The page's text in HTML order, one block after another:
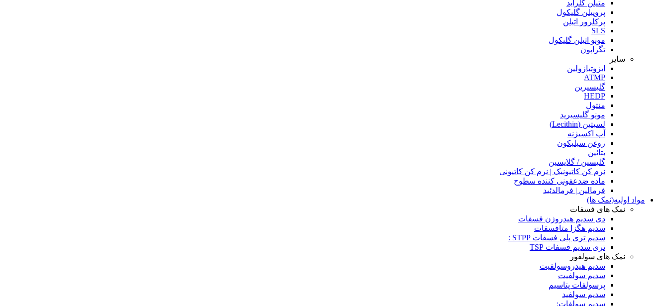
متیلن کلراید
پروپیلن گلیکول
پرکلرور اتیلن
SLS
مونو اتیلن گلیکول
تگزاپون
سایر
ایزوتیازولین
ATMP
گلیسیرین
HEDP
منتول
مونو گلیسیرید
لسیتین (Lecithin)
آب اکسیژنه
روغن سیلیکون
بتائین
گلیسین / گلایسین
نرم کن کاتیونیک | نرم کن کاتیونی
ماده ضدعفونی کننده سطوح
فرمالین | فرمالدئید
مواد اولیه(نمک ها)
نمک های فسفات
دی سدیم هیدروژن فسفات
سدیم هگزا متافسفات
سدیم تری پلی فسفات STPP :
تری سدیم فسفات TSP
نمک های سولفور
سدیم هیدروسولفیت
سدیم سولفیت
پرسولفات پتاسیم
سدیم سولفید
سدیم سولفات: